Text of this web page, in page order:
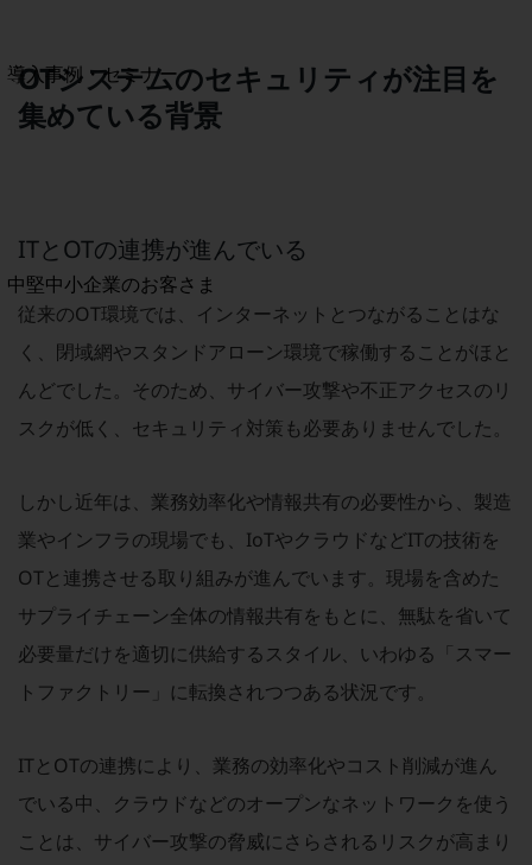
導入事例・セミナー
導入事例TOP
中堅中小企業のお客さま
NTTドコモビジネスウォッチ
ビジネスお役立ち情報
旬な話題やお役立ち資料などDXの課題を
解決するヒントをお届けする記事サイト
新着記事
IT用語集
中堅中小企業向け
サービス・ソリューション
課題やニーズに合ったサービスをご紹介し、
中堅中小企業のビジネスをサポート！
お悩みから見つける
お悩みから見つけるTOP
ネットワーク
リモート・ハイブリッドワーク
OTシステムのセキュリティが注目を
集めている背景
ITとOTの連携が進んでいる
従来のOT環境では、インターネットとつながることはな
く、閉域網やスタンドアローン環境で稼働することがほと
んどでした。そのため、サイバー攻撃や不正アクセスのリ
スクが低く、セキュリティ対策も必要ありませんでした。
しかし近年は、業務効率化や情報共有の必要性から、製造
業やインフラの現場でも、IoTやクラウドなどITの技術を
OTと連携させる取り組みが進んでいます。現場を含めた
サプライチェーン全体の情報共有をもとに、無駄を省いて
必要量だけを適切に供給するスタイル、いわゆる「スマー
トファクトリー」に転換されつつある状況です。
ITとOTの連携により、業務の効率化やコスト削減が進ん
でいる中、クラウドなどのオープンなネットワークを使う
ことは、サイバー攻撃の脅威にさらされるリスクが高まり